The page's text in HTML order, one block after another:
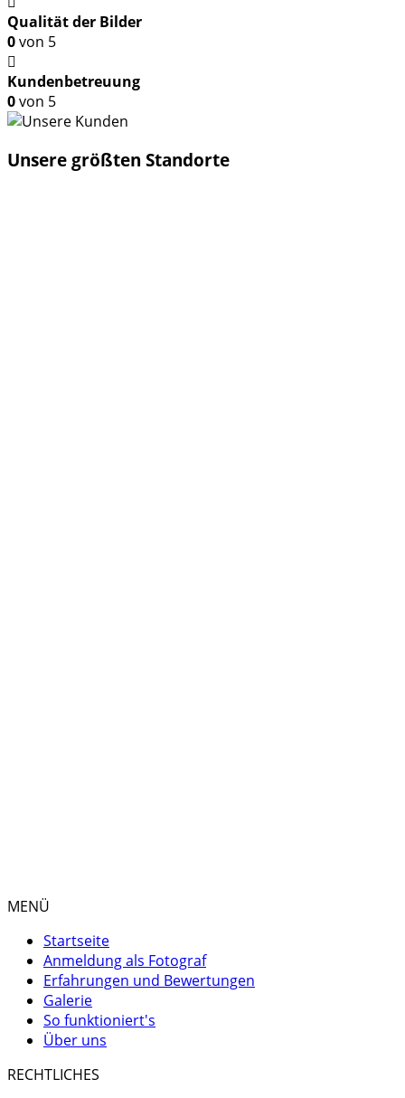
Qualität der Bilder
0von 5
Kundenbetreuung
0von 5
Unsere größten Standorte
MENÜ
Startseite
Anmeldung als Fotograf
Erfahrungen und Bewertungen
Galerie
So funktioniert's
Über uns
RECHTLICHES